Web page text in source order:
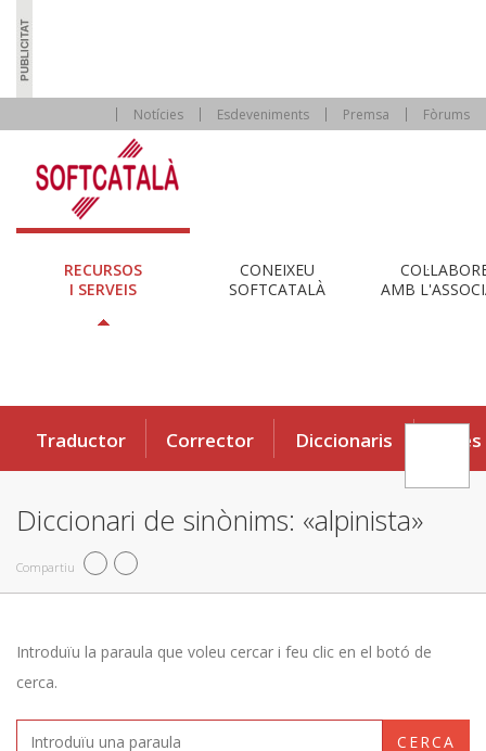
Notícies Esdeveniments Premsa Fòrums
RECURSOS
I SERVEIS
CONEIXEU
SOFTCATALÀ
AMB
Traductor Corrector Diccionaris Eines
Diccionari de sinònims: «alpinista»
Compartiu
Introduïu la paraula que voleu cercar i feu clic en el botó de
cerca.
CERCA